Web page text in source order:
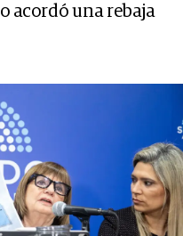
acordó una rebaja